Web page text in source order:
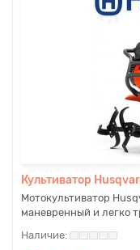
Культиватор
Мотокультиватор
маневренный и легко